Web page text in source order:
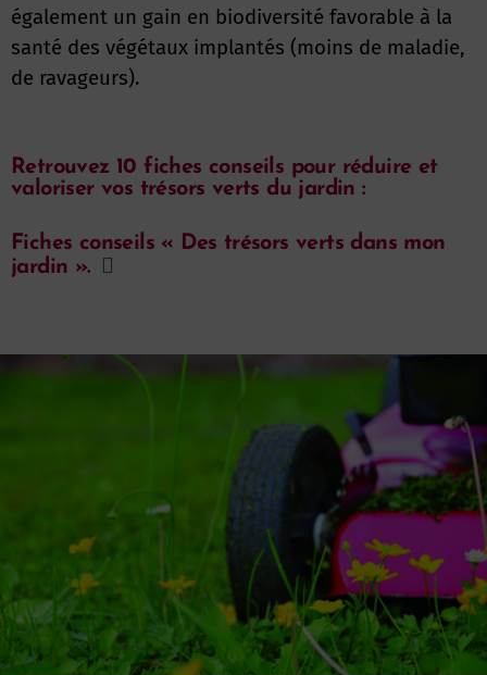
également un gain en biodiversité favorable à la
santé des végétaux implantés (moins de maladie,
de ravageurs).
Retrouvez 10 fiches conseils pour réduire et
valoriser vos trésors verts du jardin :
Fiches conseils « Des trésors verts dans mon
jardin ».